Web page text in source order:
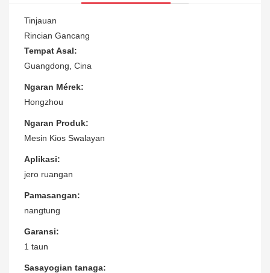
Tinjauan
Rincian Gancang
Tempat Asal:
Guangdong, Cina
Ngaran Mérek:
Hongzhou
Ngaran Produk:
Mesin Kios Swalayan
Aplikasi:
jero ruangan
Pamasangan:
nangtung
Garansi:
1 taun
Sasayogian tanaga: